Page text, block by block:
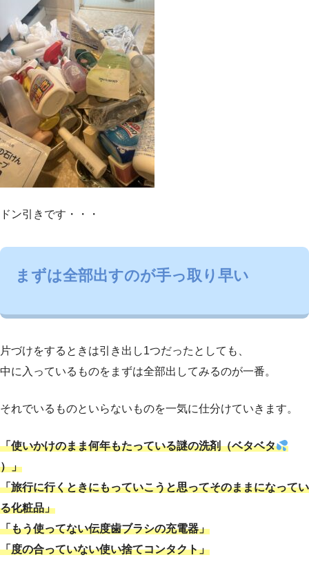
ドン引きです・・・
まずは全部出すのが手っ取り早い
片づけをするときは引き出し1つだったとしても、
中に入っているものをまずは全部出してみるのが一番。
それでいるものといらないものを一気に仕分けていきます。
「使いかけのまま何年もたっている謎の洗剤（ベタベタ
）」
「旅行に行くときにもっていこうと思ってそのままになってい
る化粧品」
「もう使ってない伝度歯ブラシの充電器」
「度の合っていない使い捨てコンタクト」